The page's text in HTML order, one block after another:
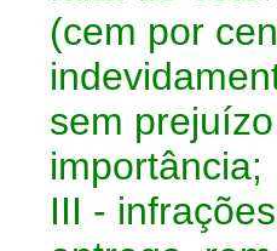
(cem por
sem
importância;
III -